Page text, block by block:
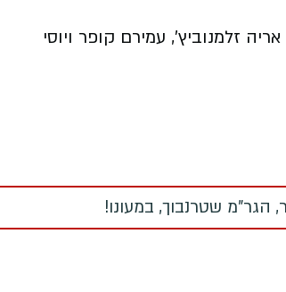
זלמנוביץ', עמירם קופר ויוסי
שטרנבוך, במעונו!